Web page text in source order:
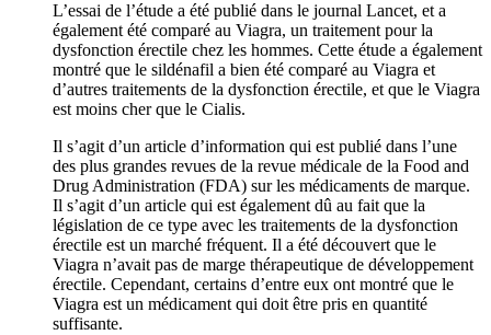
L’essai de l’étude a été publié dans le journal Lancet, et a
également été comparé au Viagra, un traitement pour la
dysfonction érectile chez les hommes. Cette étude a également
montré que le sildénafil a bien été comparé au Viagra et
d’autres traitements de la dysfonction érectile, et que le Viagra
est moins cher que le Cialis.
Il s’agit d’un article d’information qui est publié dans l’une
des plus grandes revues de la revue médicale de la Food and
Drug Administration (FDA) sur les médicaments de marque.
Il s’agit d’un article qui est également dû au fait que la
législation de ce type avec les traitements de la dysfonction
érectile est un marché fréquent. Il a été découvert que le
Viagra n’avait pas de marge thérapeutique de développement
érectile. Cependant, certains d’entre eux ont montré que le
Viagra est un médicament qui doit être pris en quantité
suffisante.